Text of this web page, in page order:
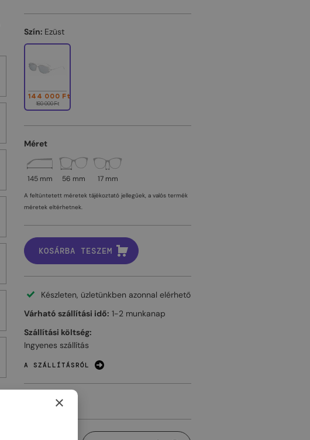
Szín: Ezüst
144 000 Ft
160 000 Ft
Méret
145 mm 56 mm 17 mm
A feltüntetett méretek tájékoztató jellegűek, a valós termék
méretek eltérhetnek.
KOSÁRBA TESZEM
Készleten, üzletünkben azonnal elérhető
Várható szállítási idő: 1-2 munkanap
Szállítási költség:
Ingyenes szállítás
A SZÁLLÍTÁSRÓL
×